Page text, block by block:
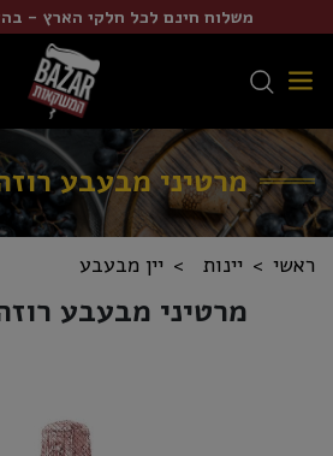
משלוח חינם לכל חלקי הארץ -
מרטיני מבעבע
ראשי יינות יין מבעבע
מרטיני מבעבע